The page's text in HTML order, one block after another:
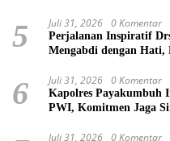
5 Juli 31, 2026 0 Komentar
Perjalanan Inspiratif
Mengabdi dengan Hati,
6 Juli 31, 2026 0 Komentar
Kapolres Payakumbuh
PWI, Komitmen Jaga
Juli 31, 2026 0 Komentar